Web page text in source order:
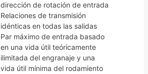
dirección de rotación de entrada
Relaciones de transmisión
idénticas en todas las salidas
Par máximo de entrada basado
en una vida útil teóricamente
ilimitada del engranaje y una
vida útil mínima del rodamiento